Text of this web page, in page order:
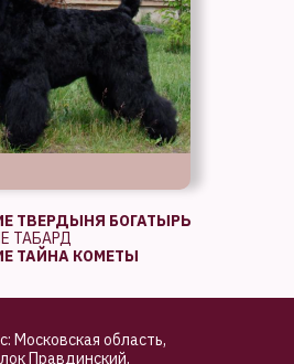
ТВЕРДЫНЯ БОГАТЫРЬ
ТАБАРД
ТАЙНА КОМЕТЫ
Московская область,
Правдинский,